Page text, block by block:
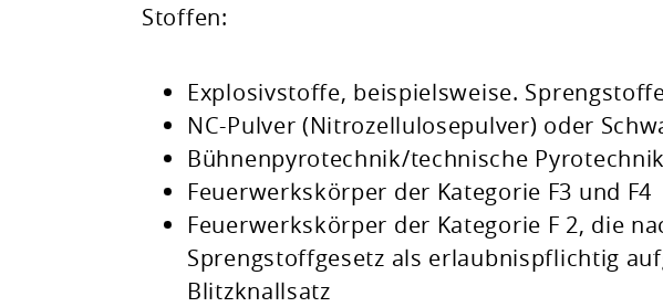
Stoffen:
Explosivstoffe, beispielsweise.
NC-Pulver (Nitrozellulosepulver) oder
Bühnenpyrotechnik/technische Pyrotechnik
Feuerwerkskörper der Kategorie F3 und F4
Feuerwerkskörper der Kategorie F 2, die
Sprengstoffgesetz als erlaubnispflichtig
Blitzknallsatz